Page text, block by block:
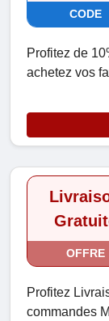
CODE
Profitez de
achetez vos
OFFRE
Profitez
commandes